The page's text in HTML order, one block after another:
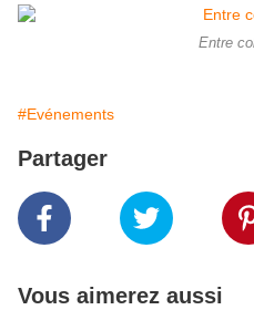
Entre
#Evénements
Partager
Vous aimerez aussi